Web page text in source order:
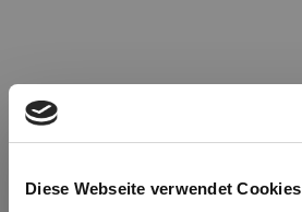
Diese Webseite verwendet Cookies